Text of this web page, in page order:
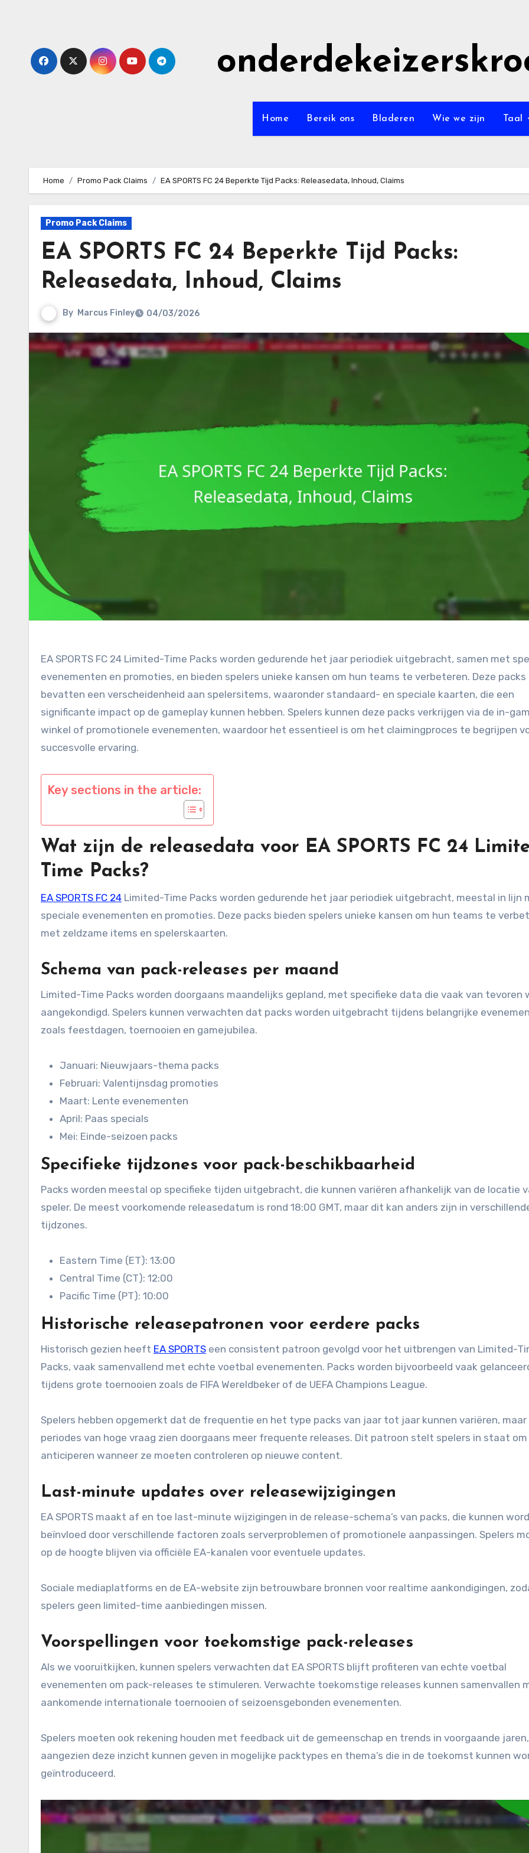
Home Bereik ons Bladeren Wie we zijn Taal
Home Promo Pack Claims EA SPORTS FC 24 Beperkte Tijd Packs: Releasedata, Inhoud, Claims
Promo Pack Claims
EA SPORTS FC 24 Beperkte Tijd Packs:
Releasedata, Inhoud, Claims
By Marcus Finley 04/03/2026
EA SPORTS FC 24 Limited-Time Packs worden gedurende het jaar periodiek uitgebracht, samen met
evenementen en promoties, en bieden spelers unieke kansen om hun teams te verbeteren. Deze packs
bevatten een verscheidenheid aan spelersitems, waaronder standaard- en speciale kaarten, die een
significante impact op de gameplay kunnen hebben. Spelers kunnen deze packs verkrijgen via de in-
winkel of promotionele evenementen, waardoor het essentieel is om het claimingproces te begrijpen
succesvolle ervaring.
Key sections in the article:
Wat zijn de releasedata voor EA SPORTS FC 24
Time Packs?
EA SPORTS FC 24 Limited-Time Packs worden gedurende het jaar periodiek uitgebracht, meestal in lijn
speciale evenementen en promoties. Deze packs bieden spelers unieke kansen om hun teams te
met zeldzame items en spelerskaarten.
Schema van pack-releases per maand
Limited-Time Packs worden doorgaans maandelijks gepland, met specifieke data die vaak van tevoren
aangekondigd. Spelers kunnen verwachten dat packs worden uitgebracht tijdens belangrijke
zoals feestdagen, toernooien en gamejubilea.
Januari: Nieuwjaars-thema packs
Februari: Valentijnsdag promoties
Maart: Lente evenementen
April: Paas specials
Mei: Einde-seizoen packs
Specifieke tijdzones voor pack-beschikbaarheid
Packs worden meestal op specifieke tijden uitgebracht, die kunnen variëren afhankelijk van de locatie
speler. De meest voorkomende releasedatum is rond 18:00 GMT, maar dit kan anders zijn in
tijdzones.
Eastern Time (ET): 13:00
Central Time (CT): 12:00
Pacific Time (PT): 10:00
Historische releasepatronen voor eerdere packs
Historisch gezien heeft EA SPORTS een consistent patroon gevolgd voor het uitbrengen van Limited-
Packs, vaak samenvallend met echte voetbal evenementen. Packs worden bijvoorbeeld vaak
tijdens grote toernooien zoals de FIFA Wereldbeker of de UEFA Champions League.
Spelers hebben opgemerkt dat de frequentie en het type packs van jaar tot jaar kunnen variëren, maar
periodes van hoge vraag zien doorgaans meer frequente releases. Dit patroon stelt spelers in staat
anticiperen wanneer ze moeten controleren op nieuwe content.
Last-minute updates over releasewijzigingen
EA SPORTS maakt af en toe last-minute wijzigingen in de release-schema’s van packs, die kunnen
beïnvloed door verschillende factoren zoals serverproblemen of promotionele aanpassingen. Spelers
op de hoogte blijven via officiële EA-kanalen voor eventuele updates.
Sociale mediaplatforms en de EA-website zijn betrouwbare bronnen voor realtime aankondigingen,
spelers geen limited-time aanbiedingen missen.
Voorspellingen voor toekomstige pack-releases
Als we vooruitkijken, kunnen spelers verwachten dat EA SPORTS blijft profiteren van echte voetbal
evenementen om pack-releases te stimuleren. Verwachte toekomstige releases kunnen samenvallen
aankomende internationale toernooien of seizoensgebonden evenementen.
Spelers moeten ook rekening houden met feedback uit de gemeenschap en trends in voorgaande jaren,
aangezien deze inzicht kunnen geven in mogelijke packtypes en thema’s die in de toekomst kunnen
geïntroduceerd.